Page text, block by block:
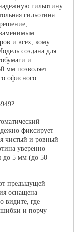
гильотину
гильотина
и всех, кому
создана для
и
мм позволяет
офисного
фиксирует
чистый и ровный
уверенно
до 5 мм (до 50
предыдущей
оснащена
видите, где
и порчу